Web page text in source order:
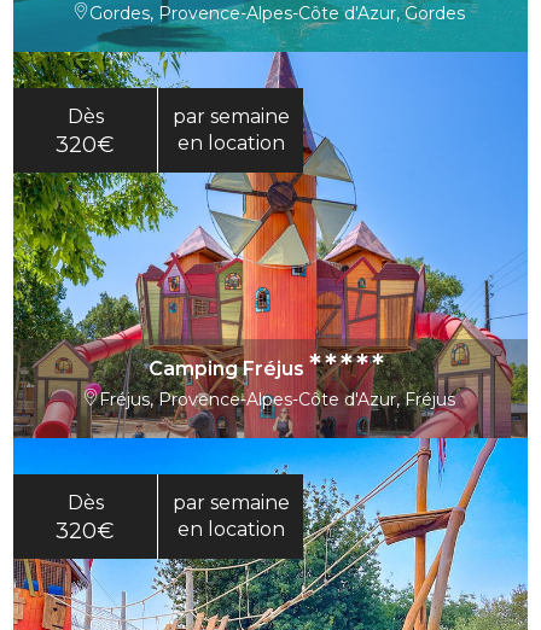
Gordes, Provence-Alpes-Côte d'Azur, Gordes
Dès
320€
par semaine
en location
Camping Fréjus *****
Fréjus, Provence-Alpes-Côte d'Azur, Fréjus
Dès
320€
par semaine
en location